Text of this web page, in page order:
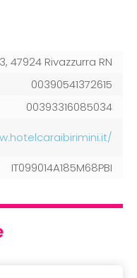
47924 Rivazzurra RN
00390541372615
00393316085034
IT099014A185M68PBI